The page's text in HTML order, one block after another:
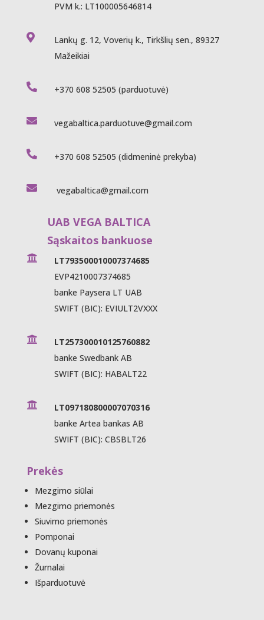
PVM k.: LT100005646814

Lankų g. 12, Voverių k., Tirkšlių sen., 89327
Mažeikiai
 +370 608 52505 (parduotuvė)
 vegabaltica.parduotuve@gmail.com
 +370 608 52505 (didmeninė prekyba)
 vegabaltica@gmail.com
UAB VEGA BALTICA
Sąskaitos bankuose

LT793500010007374685
EVP4210007374685
banke Paysera LT UAB
SWIFT (BIC): EVIULT2VXXX

LT257300010125760882
banke Swedbank AB
SWIFT (BIC): HABALT22

LT097180800007070316
banke Artea bankas AB
SWIFT (BIC): CBSBLT26
Prekės
Mezgimo siūlai
Mezgimo priemonės
Siuvimo priemonės
Pomponai
Dovanų kuponai
Žurnalai
Išparduotuvė